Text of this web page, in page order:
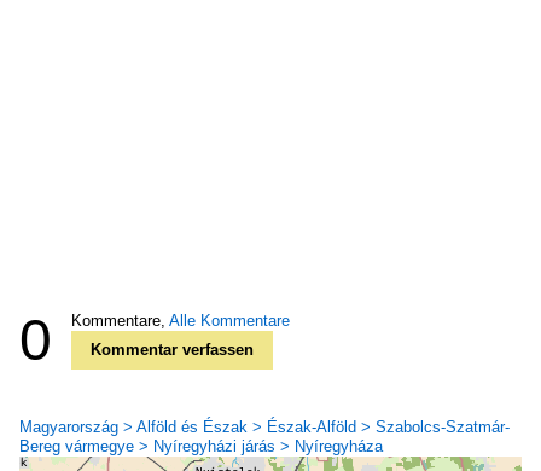
0 Kommentare, Alle Kommentare
Kommentar verfassen
Magyarország > Alföld és Észak > Észak-Alföld > Szabolcs-Szatmár-
Bereg vármegye > Nyíregyházi járás > Nyíregyháza